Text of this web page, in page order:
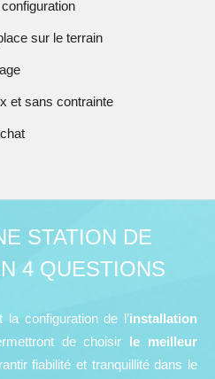
sur le terrain
et sans contrainte
STATION DE
4 QUESTIONS
la configuration de l’installation
de choisir le meilleur
fiabilité et tranquillité dans le